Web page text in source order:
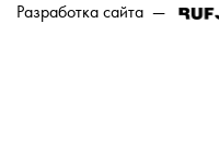
Разработка сайта —